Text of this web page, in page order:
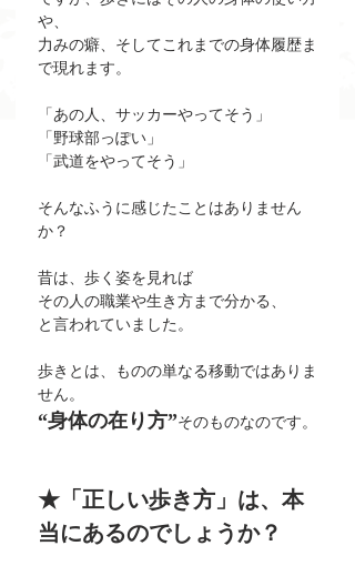
や、
力みの癖、そしてこれまでの身体履歴ま
で現れます。
「あの人、サッカーやってそう」
「野球部っぽい」
「武道をやってそう」
そんなふうに感じたことはありません
か？
昔は、歩く姿を見れば
その人の職業や生き方まで分かる、
と言われていました。
歩きとは、ものの単なる移動ではありま
せん。
“身体の在り方”そのものなのです。
★「正しい歩き方」は、本
当にあるのでしょうか？